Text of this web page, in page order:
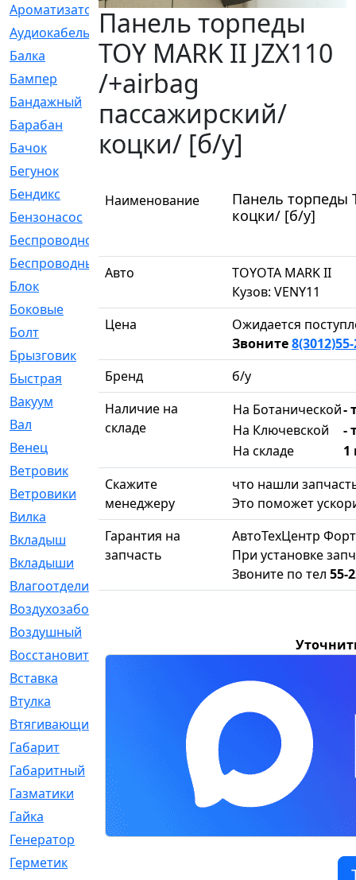
Ароматизатор
[35]
Аудиокабель
[2]
Балка
[58]
Бампер
[137]
Бандажный
Барабан
[5]
Бачок
[40]
Бегунок
Бендикс
[26]
Бензонасос
Беспроводное
Беспроводные
Блок
Боковые
[4]
Болт
Брызговик
[77]
Быстрая
Вакуум
[23]
Вал
[194]
Венец
Ветровик
[132]
Ветровики
[2]
Вилка
[15]
Вкладыш
[41]
Вкладыши
[1131]
Влагоотделитель
[2]
Воздухозаборник
Воздушный
Восстановительный
[1]
Вставка
Втулка
Втягивающий
Габарит
Габаритный
Газматики
Гайка
Генератор
[148]
Герметик
Панель торпеды
TOY MARK II JZX110
/+airbag
пассажирский/
коцки/ [б/у]
Наименование
Панель торпеды
коцки/ [б/у]
Авто
TOYOTA MARK II
Кузов: VENY11
Цена
Ожидается
Звоните
Бренд
б/у
Наличие на
складе
На Ботанической-
На Ключевской
-
На складе
1
Скажите
менеджеру
что нашли
Это поможет
Гарантия на
запчасть
АвтоТехЦентр
При установке
Звоните по тел 55-